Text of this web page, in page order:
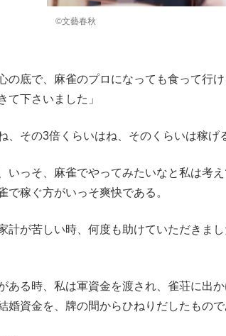
©文藝春秋
の底で、麻雀のプロになっても食って行
て下さいました」
、その3倍くらいはね、そのくらいは稼げ
いっそ、麻雀でやってみたいなと私は考
で稼ぐ方がいっそ爽快である。
計が苦しい時、何度も助けていただきま
ある時、私は軍資金を渡され、雀荘に出
婚資金を、牌の間からひねりだしたもので